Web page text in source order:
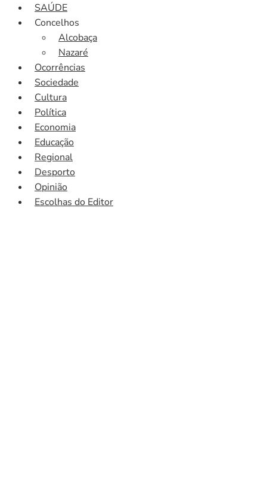
SAÚDE
Concelhos
Alcobaça
Nazaré
Ocorrências
Sociedade
Cultura
Política
Economia
Educação
Regional
Desporto
Opinião
Escolhas do Editor